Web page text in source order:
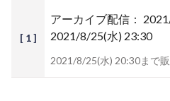
[ 1 ]
アーカイブ配信：
2021/8/25(水) 23:30
2021/8/25(水) 20:30まで